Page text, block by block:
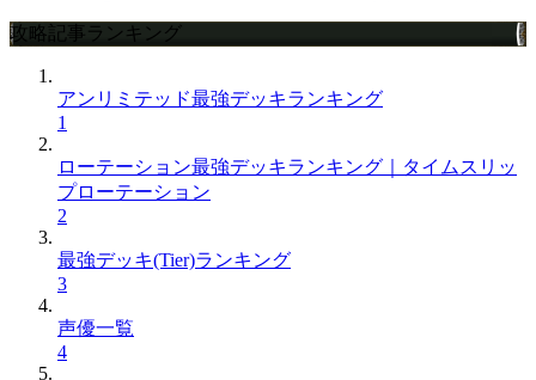
攻略記事ランキング
アンリミテッド最強デッキランキング
1
ローテーション最強デッキランキング｜タイムスリッ
プローテーション
2
最強デッキ(Tier)ランキング
3
声優一覧
4